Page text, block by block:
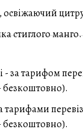
стиглого манго.
- за тарифом
безкоштовно).
тарифами
безкоштовно).